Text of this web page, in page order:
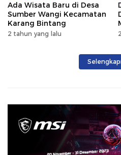
Ada Wisata Baru di Desa
Sumber Wangi Kecamatan
Karang Bintang
2 tahun yang lalu